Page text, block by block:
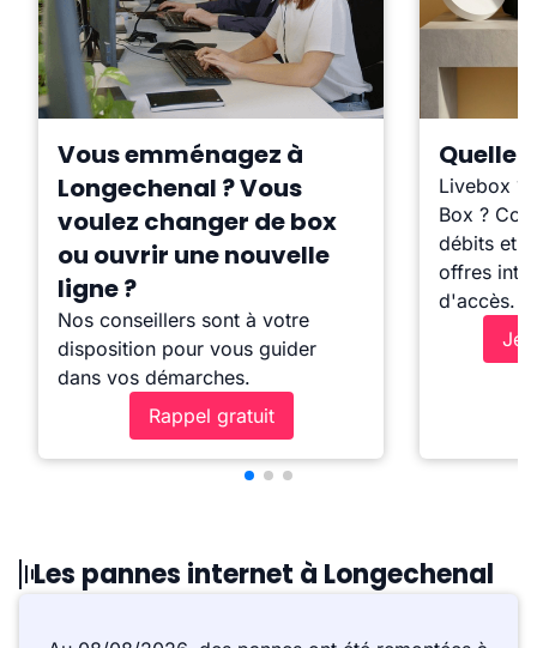
Vous emménagez à
Longechenal ? Vous
voulez changer de box
ou ouvrir une nouvelle
ligne ?
Nos conseillers sont à votre
disposition pour vous guider
dans vos démarches.
Rappel gratuit
Quelle
Livebox ?
Box ?
débits et
offres
d'accès.
Je
Les pannes internet à Longechenal